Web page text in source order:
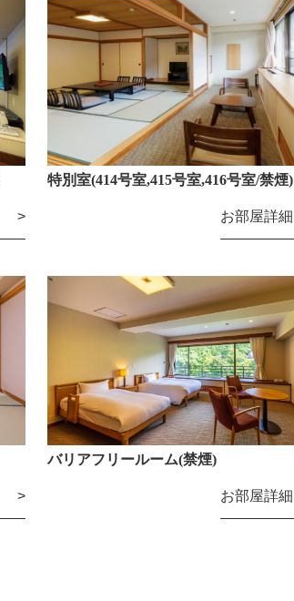
特別室(414号室,415号室,416号室/禁煙)
お部屋詳細
バリアフリールーム(禁煙)
お部屋詳細